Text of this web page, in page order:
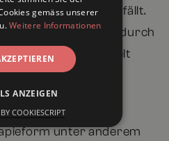
nicht zu heftig ausfällt.
dass sich das durch
möglichst gezielt
und nicht gegen
unter anderem
gemäss unserer
Weitere Informationen
ANZEIGEN
COOKIESCRIPT